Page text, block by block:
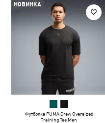
НОВИНКА
Футболка PUMA Crew Oversized
Training Tee Men